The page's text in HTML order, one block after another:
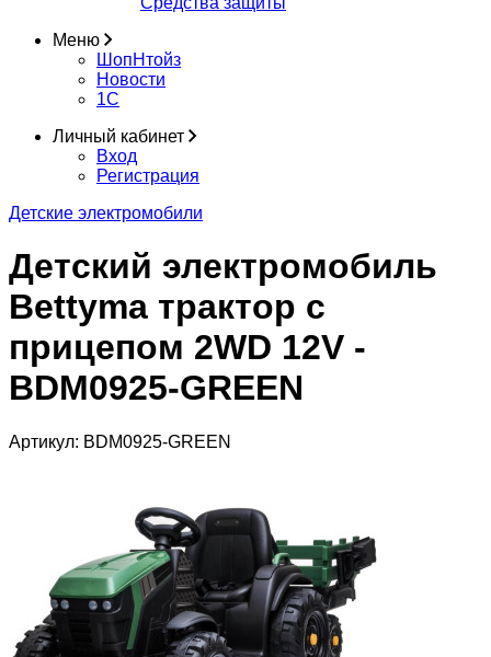
Меню
ШопНтойз
Новости
1C
Личный кабинет
Вход
Регистрация
Детские электромобили
Детский электромобиль
Bettyma трактор с
прицепом 2WD 12V -
BDM0925-GREEN
Артикул: BDM0925-GREEN